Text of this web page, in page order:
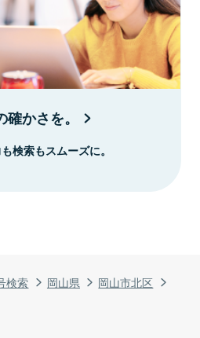
検索 岡山県
岡山市北区
かさを。
検索もスムーズに。